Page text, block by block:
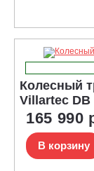
Колесный
Villartec DB
165 990
В корзину